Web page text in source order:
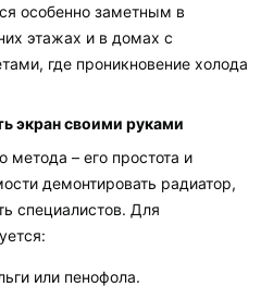
особенно заметным в
этажах и в домах с
где проникновение холода
экран своими руками
метода – его простота и
демонтировать радиатор,
специалистов. Для
или пенофола.